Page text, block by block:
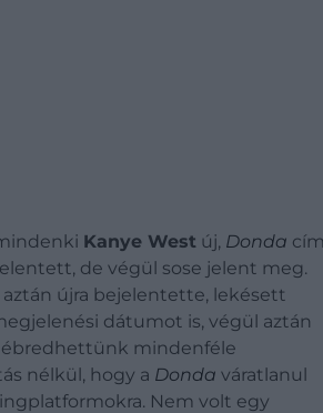
Kanye West új, Donda
de végül sose jelent meg.
aztán újra bejelentette, lekésett
dátumot is, végül aztán
ébredhettünk mindenféle
nélkül, hogy a Donda váratlanul
Nem volt egy